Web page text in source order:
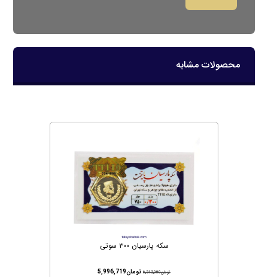
محصولات مشابه
سکه پارسیان ۳۰۰ سوتی
تومان6,313,000 تومان5,996,719